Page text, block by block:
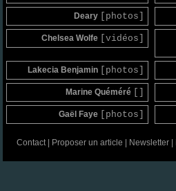
Deary [photos]
Chelsea Wolfe [vidéos]
Lakecia Benjamin [photos]
Marine Quéméré
Gaël Faye [photos]
Contact| Proposer un article Newsletter|